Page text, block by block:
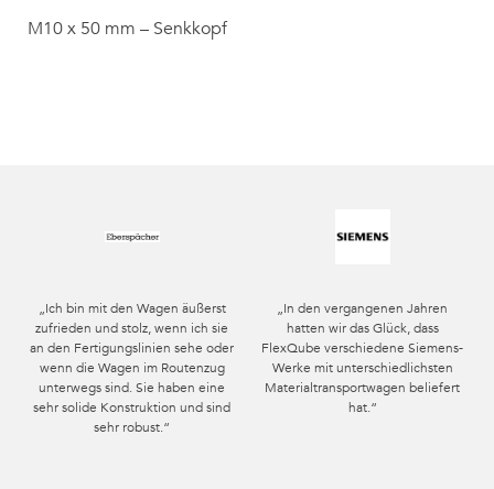
M10 x 50 mm – Senkkopf
„Ich bin mit den Wagen äußerst
zufrieden und stolz, wenn ich sie
an den Fertigungslinien sehe oder
wenn die Wagen im Routenzug
unterwegs sind. Sie haben eine
sehr solide Konstruktion und sind
sehr robust.“
„In den vergangenen Jahren
hatten wir das Glück, dass
FlexQube verschiedene Siemens-
Werke mit unterschiedlichsten
Materialtransportwagen beliefert
hat.“